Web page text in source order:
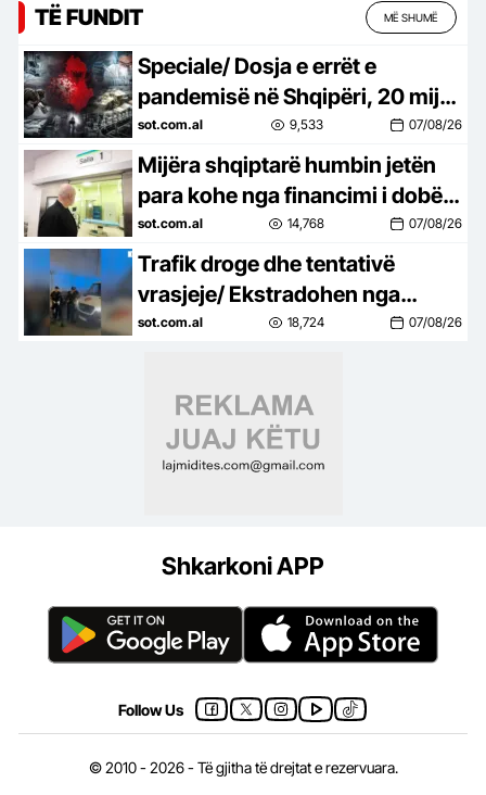
TË FUNDIT MË SHUMË
Speciale/ Dosja e errët e
pandemisë në Shqipëri, 20 mijë
shqiptarë humbën jetën nga
Covid-19, mijëra të tjerë…
sot.com.al 9,533 07/08/26
Mijëra shqiptarë humbin jetën
para kohe nga financimi i dobët i
shëndetësisë, Dhoma
Amerikane ngre alarmin dhe
godet…
sot.com.al 14,768 07/08/26
Trafik droge dhe tentativë
vrasjeje/ Ekstradohen nga
Kolumbia e Italia 2 persona të
sot.com.al 18,724 07/08/26
Shkarkoni APP
Follow Us
© 2010 - 2026 - Të gjitha të drejtat e rezervuara.